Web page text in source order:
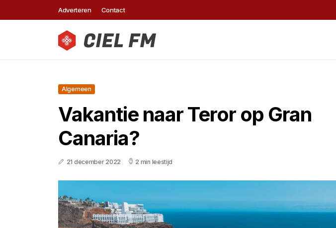
Adverteren Contact
Algemeen
Vakantie naar Teror op Gran
Canaria?
21 december 2022 2 min leestijd